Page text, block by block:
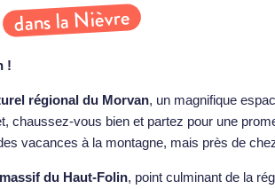
dans la Nièvre
!
régional du Morvan, un magnifique
chaussez-vous bien et partez pour une
vacances à la montagne, mais près de
massif du Haut-Folin, point culminant de la